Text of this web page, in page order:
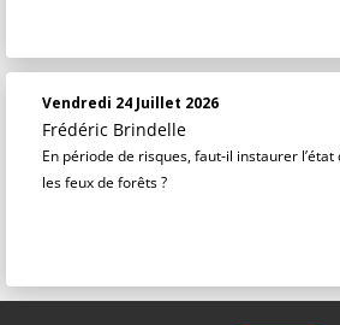
Vendredi 24 Juillet 2026
Frédéric Brindelle
En période de risques, faut-il instaurer
les feux de forêts ?